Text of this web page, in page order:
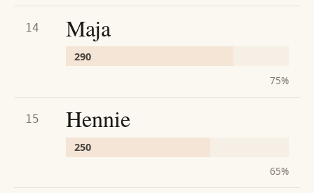
14 Maja
290
75%
15 Hennie
250
65%